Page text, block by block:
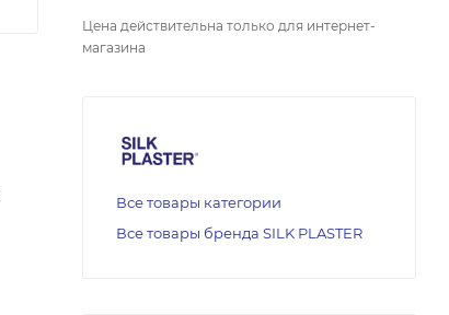
Цена действительна только для интернет-
магазина
Все товары категории
Все товары бренда SILK PLASTER